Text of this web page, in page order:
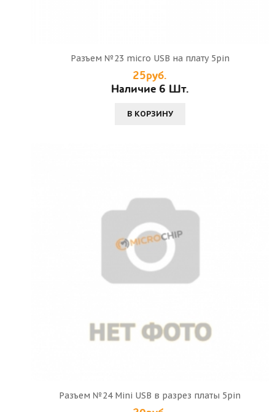
Разъем №23 micro USB на плату 5pin
25руб.
Наличие 6 Шт.
В КОРЗИНУ
Разъем №24 Mini USB в разрез платы 5pin